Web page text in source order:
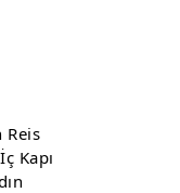
Reis
Kapı